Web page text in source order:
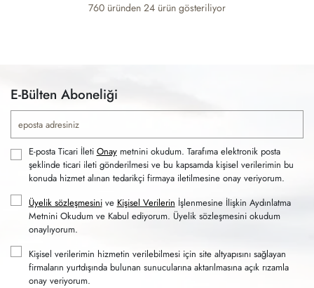
760 üründen 24 ürün gösteriliyor
E-Bülten Aboneliği
E-posta Ticari İleti Onaymetnini okudum. Tarafıma elektronik posta
şeklinde ticari ileti gönderilmesi ve bu kapsamda kişisel verilerimin bu
konuda hizmet alınan tedarikçi firmaya iletilmesine onay veriyorum.
Üyelik sözleşmesinive Kişisel Verilerin İşlenmesine İlişkin Aydınlatma
Metnini Okudum ve Kabul ediyorum. Üyelik sözleşmesini okudum
onaylıyorum.
Kişisel verilerimin hizmetin verilebilmesi için site altyapısını sağlayan
firmaların yurtdışında bulunan sunucularına aktarılmasına açık rızamla
onay veriyorum.